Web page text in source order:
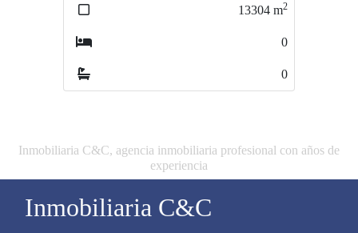
13304m2
Inmobiliaria C&C, agencia inmobiliaria profesional con años de
experiencia
Inmobiliaria C&C